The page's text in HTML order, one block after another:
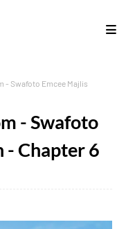
- Swafoto Emcee Majlis
- Swafoto
- Chapter 6